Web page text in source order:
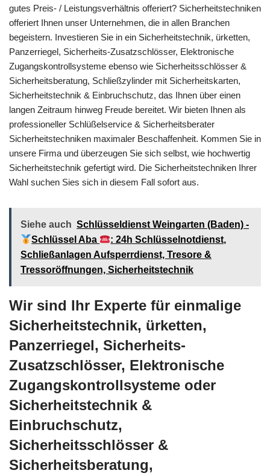
gutes Preis- / Leistungsverhältnis offeriert? Sicherheitstechniken
offeriert Ihnen unser Unternehmen, die in allen Branchen
begeistern. Investieren Sie in ein Sicherheitstechnik, ürketten,
Panzerriegel, Sicherheits-Zusatzschlösser, Elektronische
Zugangskontrollsysteme ebenso wie Sicherheitsschlösser &
Sicherheitsberatung, Schließzylinder mit Sicherheitskarten,
Sicherheitstechnik & Einbruchschutz, das Ihnen über einen
langen Zeitraum hinweg Freude bereitet. Wir bieten Ihnen als
professioneller Schlüßelservice & Sicherheitsberater
Sicherheitstechniken maximaler Beschaffenheit. Kommen Sie in
unsere Firma und überzeugen Sie sich selbst, wie hochwertig
Sicherheitstechnik gefertigt wird. Die Sicherheitstechniken Ihrer
Wahl suchen Sies sich in diesem Fall sofort aus.
Siehe auch Schlüsseldienst Weingarten (Baden) -
Schlüssel Aba
: 24h Schlüsselnotdienst,
Schließanlagen Aufsperrdienst, Tresore &
Tressoröffnungen, Sicherheitstechnik
Wir sind Ihr Experte für einmalige
Sicherheitstechnik, ürketten,
Panzerriegel, Sicherheits-
Zusatzschlösser, Elektronische
Zugangskontrollsysteme oder
Sicherheitstechnik &
Einbruchschutz,
Sicherheitsschlösser &
Sicherheitsberatung,